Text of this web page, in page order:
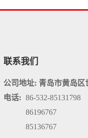
联系我们
公司地址: 青岛市黄岛区
电话: 86-532-85131798
86196767
85136767